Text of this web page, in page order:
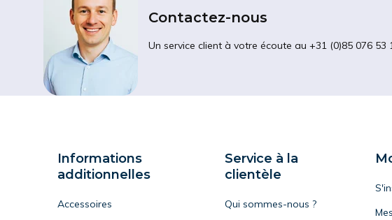
Contactez-nous
Un service client à votre écoute au +31 (0)85 076 53
Informations
additionnelles
Accessoires
Service à la
clientèle
Qui sommes-nous ?